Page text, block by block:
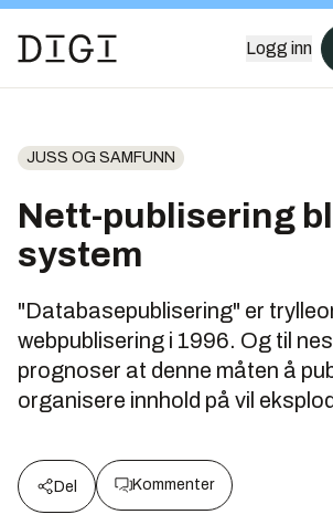
Logg inn
JUSS OG SAMFUNN
Nett-publisering
system
"Databasepublisering" er
webpublisering i 1996. Og til
prognoser at denne måten å
organisere innhold på vil
Del Kommenter